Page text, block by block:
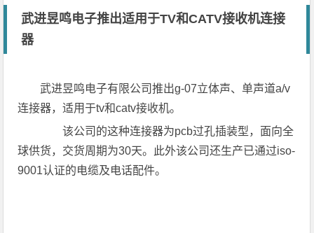
武进昱鸣电子推出适用于TV和CATV接收机连接
器
武进昱鸣电子有限公司推出g-07立体声、单声道a/v
连接器，适用于tv和catv接收机。
该公司的这种连接器为pcb过孔插装型，面向全
球供货，交货周期为30天。此外该公司还生产已通过iso-
9001认证的电缆及电话配件。